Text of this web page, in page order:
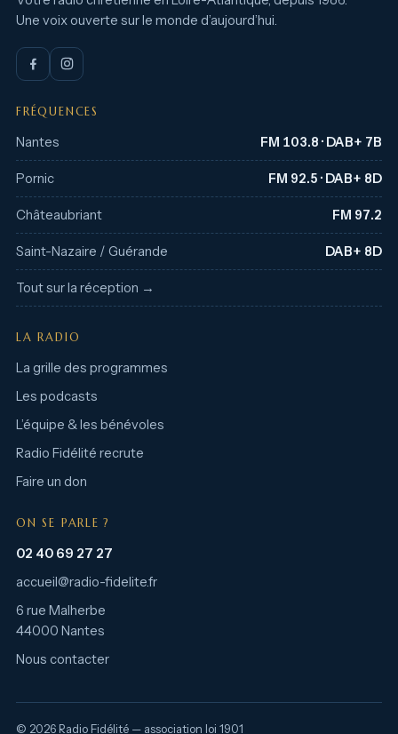
Une voix ouverte sur le monde d’aujourd’hui.
FRÉQUENCES
Nantes FM 103.8 · DAB+ 7B
Pornic FM 92.5 · DAB+ 8D
Châteaubriant FM 97.2
Saint-Nazaire / Guérande DAB+ 8D
Tout sur la réception →
LA RADIO
La grille des programmes
Les podcasts
L’équipe & les bénévoles
Radio Fidélité recrute
Faire un don
ON SE PARLE ?
02 40 69 27 27
accueil@radio-fidelite.fr
6 rue Malherbe
44000 Nantes
Nous contacter
© 2026 Radio Fidélité — association loi 1901